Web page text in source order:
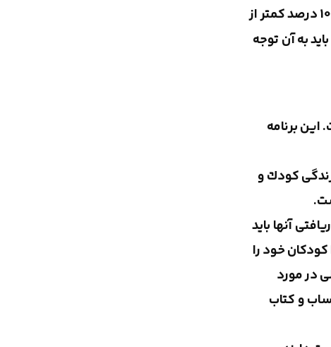
برای اینكه دیابت در این كودكان كنترل شود، برنامه غذایی این كودكان باید به گونه‌ای چیده شود كه فقط حدود 10 درصد كمتر از
به آن توجه
برنامه
زندگی كودك و
باشد. بنابراین بیش از 50 درصد كالری دریافتی آنها باید
خود را
در مورد
باید با حساب و كتاب